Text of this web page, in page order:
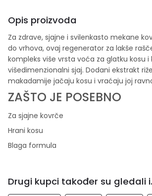
Opis proizvoda
Za zdrave, sjajne i svilenkasto mekane
do vrhova, ovaj regenerator za lakše
kompleks više vrsta voća za glatku kosu i
višedimenzionalni sjaj. Dodani ekstrakt
makadamije jačaju kosu i vraćaju joj
ZAŠTO JE POSEBNO
Za sjajne kovrče
Hrani kosu
Blaga formula
Drugi kupci također su gledali